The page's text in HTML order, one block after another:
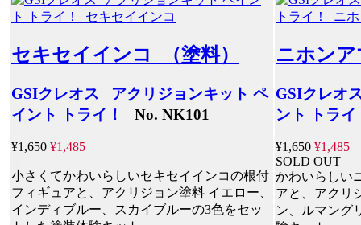
セキセイインコ （塗料）
GSIクレオス
アクリジョンキット ペ
イント トライ！
No. NK101
¥1,650 ¥1,485
小さくてかわいらしいセキセイインコの根付
フィギュアと、アクリジョン塗料 イエロー、
インディブルー、スカイブルーの3色をセッ
ニホン
GSIクレオ
ント トライ
¥1,650 ¥1,485
SOLD OUT
かわいらしい
アと、アクリ
ン、ルマング